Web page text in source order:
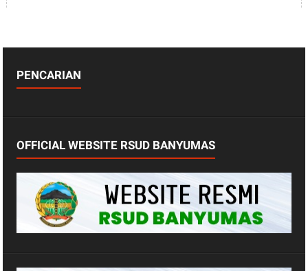
PENCARIAN
OFFICIAL WEBSITE RSUD BANYUMAS